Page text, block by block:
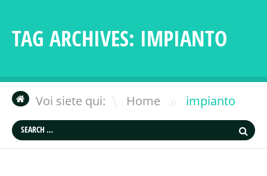
TAG ARCHIVES: IMPIANTO
Voi siete qui: Home » impianto